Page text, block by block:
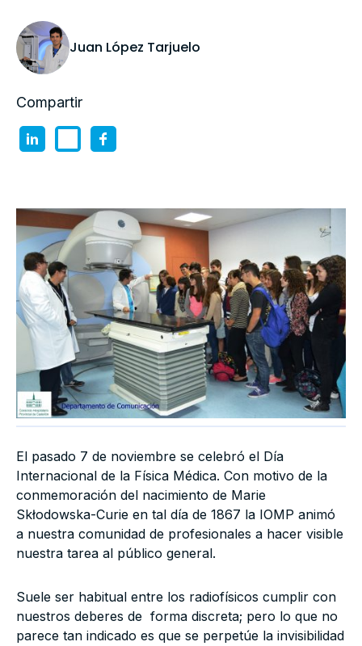
Juan López Tarjuelo
Compartir
El pasado 7 de noviembre se celebró el Día
Internacional de la Física Médica. Con motivo de la
conmemoración del nacimiento de Marie
Skłodowska-Curie en tal día de 1867 la IOMP animó
a nuestra comunidad de profesionales a hacer visible
nuestra tarea al público general.
Suele ser habitual entre los radiofísicos cumplir con
nuestros deberes de forma discreta; pero lo que no
parece tan indicado es que se perpetúe la invisibilidad